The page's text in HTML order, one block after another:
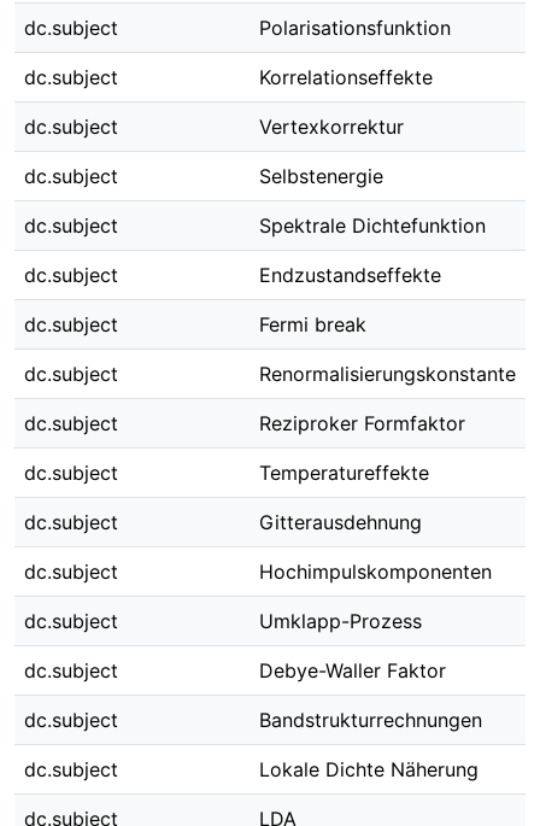
dc.subject Polarisationsfunktion
dc.subject Korrelationseffekte
dc.subject Vertexkorrektur
dc.subject Selbstenergie
dc.subject Spektrale Dichtefunktion
dc.subject Endzustandseffekte
dc.subject Fermi break
dc.subject Renormalisierungskonstante
dc.subject Reziproker Formfaktor
dc.subject Temperatureffekte
dc.subject Gitterausdehnung
dc.subject Hochimpulskomponenten
dc.subject Umklapp-Prozess
dc.subject Debye-Waller Faktor
dc.subject Bandstrukturrechnungen
dc.subject Lokale Dichte Näherung
dc.subject LDA